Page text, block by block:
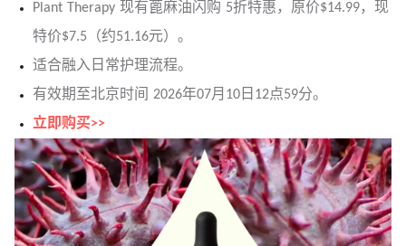
Plant Therapy 现有蓖麻油闪购 5折特惠，原价$14.99，现
特价$7.5（约51.16元）。
适合融入日常护理流程。
有效期至北京时间 2026年07月10日12点59分。
立即购买>>